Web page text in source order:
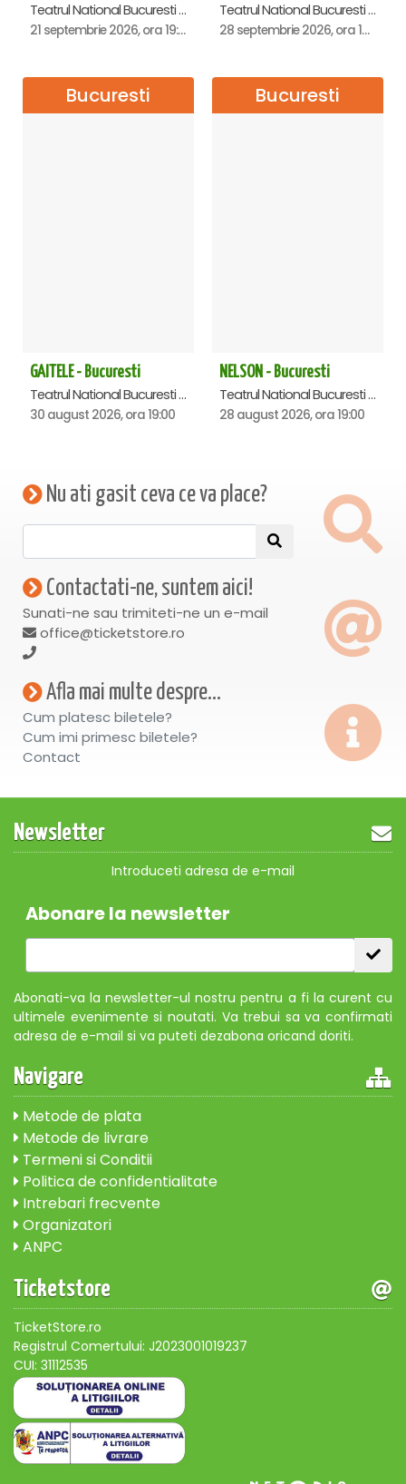
Teatrul National Bucuresti - Sala Ion Caramitru, Bucuresti
21 septembrie 2026, ora 19:00
Teatrul National Bucuresti - Sala Ion Caramitru, Bucuresti
28 septembrie 2026, ora 19:00
Bucuresti
GAITELE - Bucuresti
Teatrul National Bucuresti - Sala Ion Caramitru, Bucuresti
30 august 2026, ora 19:00
Bucuresti
NELSON - Bucuresti
Teatrul National Bucuresti - Sala Ion Caramitru, Bucuresti
28 august 2026, ora 19:00
Nu ati gasit ceva ce va place?
Contactati-ne, suntem aici!
Sunati-ne sau trimiteti-ne un e-mail
office@ticketstore.ro
Afla mai multe despre...
Cum platesc biletele?
Cum imi primesc biletele?
Contact
Newsletter
Introduceti adresa de e-mail
Abonare la newsletter
Abonati-va la newsletter-ul nostru pentru a fi la curent cu
ultimele evenimente si noutati. Va trebui sa va confirmati
adresa de e-mail si va puteti dezabona oricand doriti.
Navigare
Metode de plata
Metode de livrare
Termeni si Conditii
Politica de confidentialitate
Intrebari frecvente
Organizatori
ANPC
Ticketstore
TicketStore.ro
Registrul Comertului: J2023001019237
CUI: 31112535